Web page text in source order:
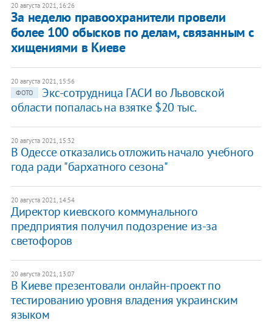
20 августа 2021, 16:26
За неделю правоохранители провели
более 100 обысков по делам, связанным с
хищениями в Киеве
20 августа 2021, 15:56
ФОТО
Экс-сотрудница ГАСИ во Львовской
области попалась на взятке $20 тыс.
20 августа 2021, 15:32
В Одессе отказались отложить начало учебного
года ради "бархатного сезона"
20 августа 2021, 14:54
Директор киевского коммунального
предприятия получил подозрение из-за
светофоров
20 августа 2021, 13:07
В Киеве презентовали онлайн-проект по
тестированию уровня владения украинским
языком